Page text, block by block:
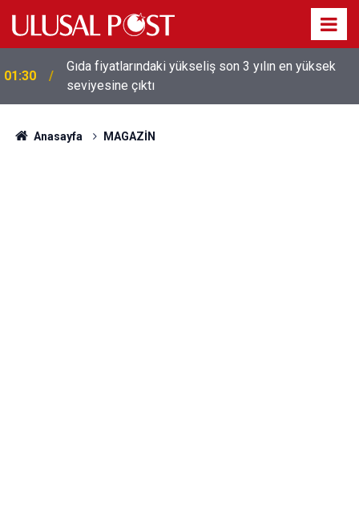
01:26
Galatasaray'dan sekiz kişi hakkında savcılığa suç
duyurusu
Anasayfa MAGAZİN